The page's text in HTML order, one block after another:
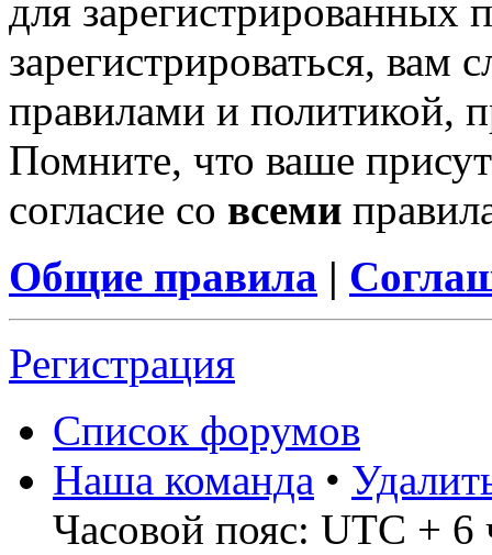
для зарегистрированных
зарегистрироваться, вам
правилами и политикой,
Помните, что ваше
согласие со всеми
Общие правила |
Регистрация
Список форумов
Наша команда •
Часовой пояс: UTC + 6